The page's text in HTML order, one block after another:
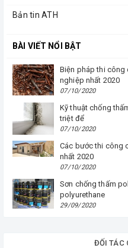
Bản tin ATH
BÀI VIẾT NỔI BẬT
Biện pháp thi công
nghiệp nhất 2020
07/10/2020
Kỹ thuật chống
triệt để
07/10/2020
Các bước thi công
nhất 2020
07/10/2020
Sơn chống thấm
polyurethane
29/09/2020
ĐỐI TÁC